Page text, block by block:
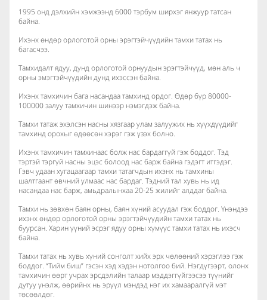
1995 онд дэлхийн хэмжээнд 6000 тэрбум ширхэг янжуур татсан
байна.
Ихэнх өндөр орлоготой орны эрэгтэйчүүдийн тамхи татах нь
багасчээ.
Тамхидалт ядуу, дунд орлоготой орнуудын эрэгтэйчүүд, мөн аль ч
орны эмэгтэйчүүдийн дунд ихэссэн байна.
Ихэнх тамхичин бага насандаа тамхинд ордог. Өдөр бүр 80000-
100000 залуу тамхичин шинээр нэмэгдэж байна.
Тамхи татаж эхэлсэн насны хязгаар улам залуужих нь хүүхдүүдийг
тамхинд орохыг өдөөсөн хэрэг гэж үзэх болно.
​Ихэнх тамхичин тамхинаас болж нас бардаггүй гэж боддог. Тэд
тэртэй тэргүй насны эцэс болоод нас барж байна гэдэгт итгэдэг.
Гэвч удаан хугацаагаар тамхи татагчдын ихэнх нь тамхины
шалтгаант өвчний улмаас нас бардаг. Тэдний тал хувь нь ид
насандаа нас барж, амьдралынхаа 20-25 жилийг алддаг байна.
Тамхи нь зөвхөн баян орны, баян хүний асуудал гэж боддог. Үнэндээ
ихэнх өндөр орлоготой орны эрэгтэйчүүдийн тамхи татах нь
буурсан. Харин үүний эсрэг ядуу орны хүмүүс тамхи татах нь ихэсч
байна.
Тамхи татах нь хувь хүний сонголт хийх эрх чөлөөний хэрэглээ гэж
боддог. “Тийм биш” гэсэн хэд хэдэн нотолгоо бий. Нэгдүгээрт, олонх
тамхичин өөрт учрах эрсдэлийн талаар мэддэггүйгээсээ түүнийг
дутуу үнэлж, өөрийнх нь эрүүл мэндэд нэг их хамааралгүй мэт
төсөөлдөг.